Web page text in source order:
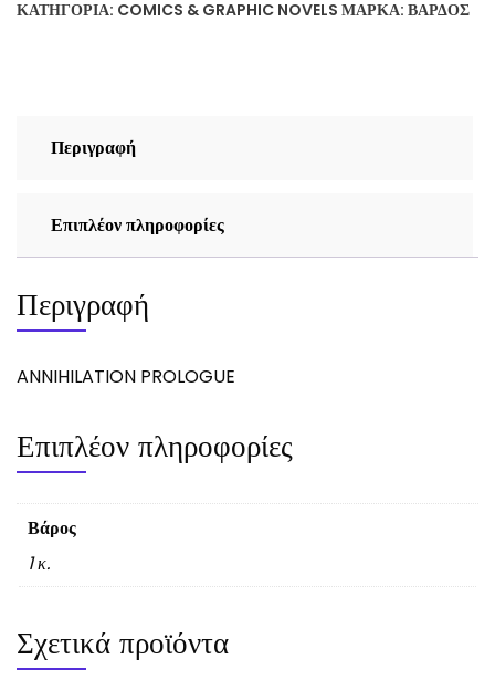
ΚΑΤΗΓΟΡΊΑ: COMICS & GRAPHIC NOVELS ΜΆΡΚΑ: ΒΆΡΔΟΣ
Περιγραφή
Επιπλέον πληροφορίες
Περιγραφή
ANNIHILATION PROLOGUE
Επιπλέον πληροφορίες
Βάρος
1 κ.
Σχετικά προϊόντα